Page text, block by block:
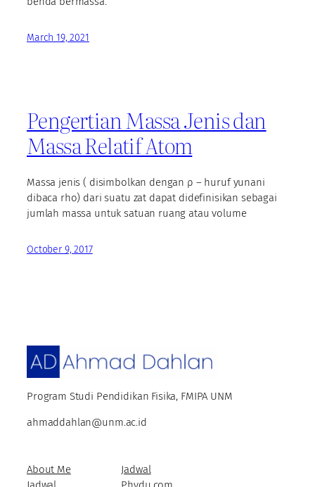
March 19, 2021
Pengertian Massa Jenis dan
Massa Relatif Atom
Massa jenis ( disimbolkan dengan ρ – huruf yunani
dibaca rho) dari suatu zat dapat didefinisikan sebagai
jumlah massa untuk satuan ruang atau volume
October 9, 2017
Program Studi Pendidikan Fisika, FMIPA UNM
ahmaddahlan@unm.ac.id
About Me
Jadwal